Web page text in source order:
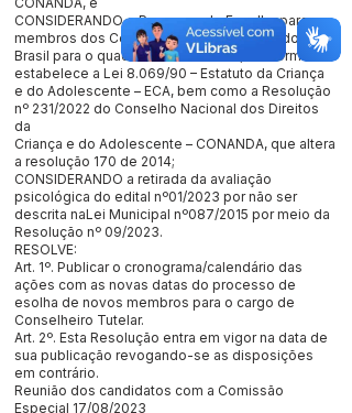
CONSIDERANDO o Processo de Escolha para
membros dos Conselhos Tutelares de todo o
Brasil para o quadriênio 2024/2028, conforme
estabelece a Lei 8.069/90 – Estatuto da Criança
e do Adolescente – ECA, bem como a Resolução
nº 231/2022 do Conselho Nacional dos Direitos
da
Criança e do Adolescente – CONANDA, que altera
a resolução 170 de 2014;
CONSIDERANDO a retirada da avaliação
psicológica do edital nº01/2023 por não ser
descrita naLei Municipal nº087/2015 por meio da
Resolução nº 09/2023.
RESOLVE:
Art. 1º. Publicar o cronograma/calendário das
ações com as novas datas do processo de
esolha de novos membros para o cargo de
Conselheiro Tutelar.
Art. 2º. Esta Resolução entra em vigor na data de
sua publicação revogando-se as disposições
em contrário.
Reunião dos candidatos com a Comissão
Especial 17/08/2023